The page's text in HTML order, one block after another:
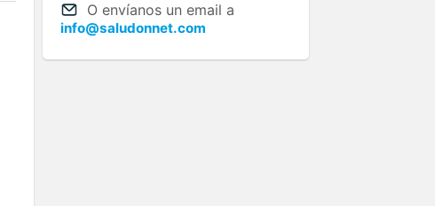
O envíanos un email a
info@saludonnet.com